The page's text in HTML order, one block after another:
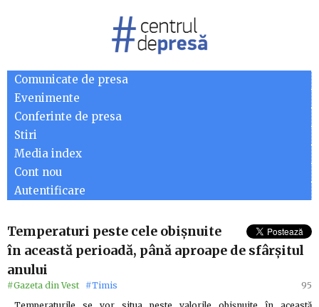
Comunicate de presa
Evenimente
Conferinte de presa
Stiri
Media index
Cont nou
Autentificare
Temperaturi peste cele obişnuite
în această perioadă, până aproape de sfârşitul
anului
#Gazeta din Vest #Timis
95